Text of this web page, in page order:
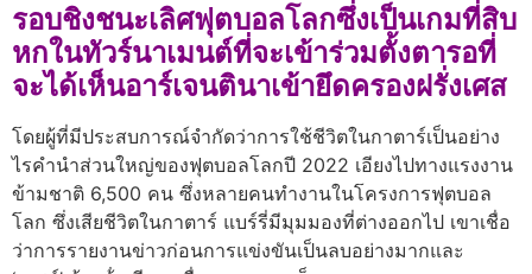
รอบชิงชนะเลิศฟุตบอลโลกซึ่งเป็นเกมที่สิบ
หกในทัวร์นาเมนต์ที่จะเข้าร่วมตั้งตารอที่
จะได้เห็นอาร์เจนตินาเข้ายึดครองฝรั่งเศส
โดยผู้ที่มีประสบการณ์จํากัดว่าการใช้ชีวิตในกาตาร์เป็นอย่าง
ไรคํานําส่วนใหญ่ของฟุตบอลโลกปี 2022 เอียงไปทางแรงงาน
ข้ามชาติ 6,500 คน ซึ่งหลายคนทํางานในโครงการฟุตบอล
โลก ซึ่งเสียชีวิตในกาตาร์ แบร์รี่มีมุมมองที่ต่างออกไป เขาเชื่อ
ว่าการรายงานข่าวก่อนการแข่งขันเป็นลบอย่างมากและ